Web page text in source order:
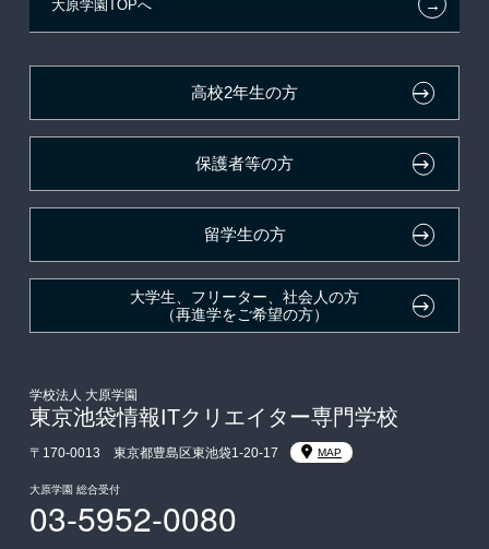
試験による特待生制度
特別推薦入学
生徒会活動推薦入学
在校生・卒業生紹介推薦入学
大学生・短期大学生特別入学
東京経営大学への3年次編入学
入学前のお勧め学習システム
大学・短期大学・公務員併願制度
大原の資格サポート制度
各種証明書の発行ご希望の方
採用ご担当の方
大原学園TOPへ ←
高校2年生の方
保護者等の方
留学生の方
大学生、フリーター、社会人の方
（再進学をご希望の方）
学校法人 大原学園
東京池袋情報ITクリエイター専門学校
〒170-0013 東京都豊島区東池袋1-20-17 MAP
大原学園 総合受付
03-5952-0080